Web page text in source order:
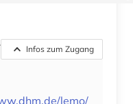
Infos zum Zugang
lemo/